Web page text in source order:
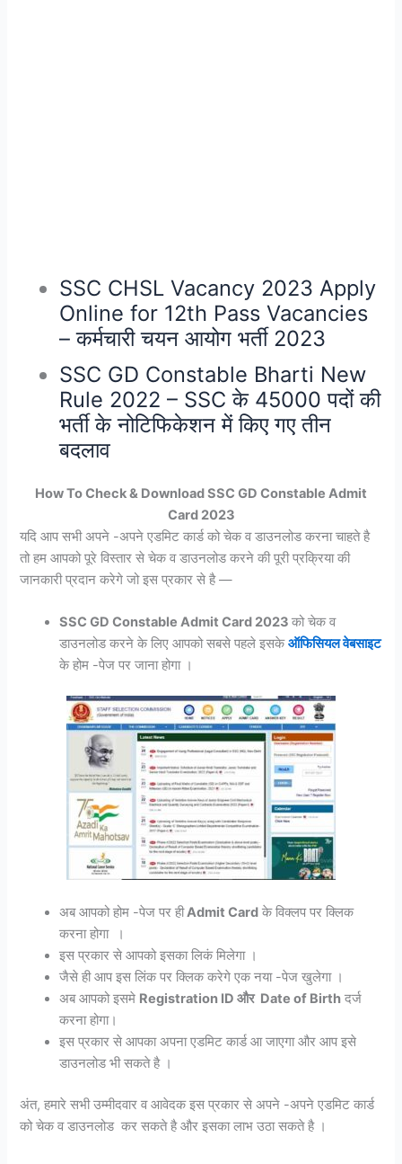
SSC CHSL Vacancy 2023 Apply
Online for 12th Pass Vacancies
– कर्मचारी चयन आयोग भर्ती 2023
SSC GD Constable Bharti New
Rule 2022 – SSC के 45000 पदों की
भर्ती के नोटिफिकेशन में किए गए तीन
बदलाव
How To Check & Download SSC GD Constable Admit
Card 2023
यदि आप सभी अपने -अपने एडमिट कार्ड को चेक व डाउनलोड करना चाहते है
तो हम आपको पूरे विस्तार से चेक व डाउनलोड करने की पूरी प्रक्रिया की
जानकारी प्रदान करेगे जो इस प्रकार से है —
SSC GD Constable Admit Card 2023को चेक व
डाउनलोड करने के लिए आपको सबसे पहले इसकेऑफिसियल वेबसाइट
के होम -पेज पर जाना होगा ।
अब आपको होम -पेज पर हीAdmit Card के विक्लप पर क्लिक
करना होगा ।
इस प्रकार से आपको इसका लिकं मिलेगा ।
जैसे ही आप इस लिंक पर क्लिक करेगे एक नया -पेज खुलेगा ।
अब आपको इसमे Registration ID और Date of Birth दर्ज
करना होगा।
इस प्रकार से आपका अपना एडमिट कार्ड आ जाएगा और आप इसे
डाउनलोड भी सकते है ।
अंत, हमारे सभी उम्मीदवार व आवेदक इस प्रकार से अपने -अपने एडमिट कार्ड
को चेक व डाउनलोड कर सकते है और इसका लाभ उठा सकते है ।